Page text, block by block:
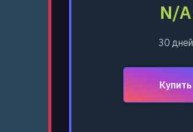
N/A
30 дней
Купить